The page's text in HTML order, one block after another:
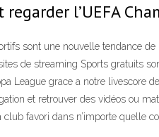
l’UEFA
sont une nouvelle tendance
de streaming Sports gratuits
League grace a notre livescore
et retrouver des vidéos ou
favori dans n’importe quelle